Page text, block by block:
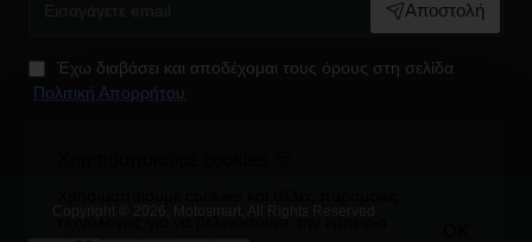
τεχνολογίες για να βελτιώσουμε την εμπειρία
Αποστολή
Έχω διαβάσει και αποδέχομαι τους όρους στη σελίδα
Πολιτική Απορρήτου